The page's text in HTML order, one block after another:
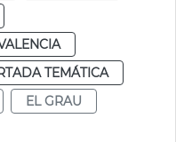
TEMÁTICA
EL GRAU